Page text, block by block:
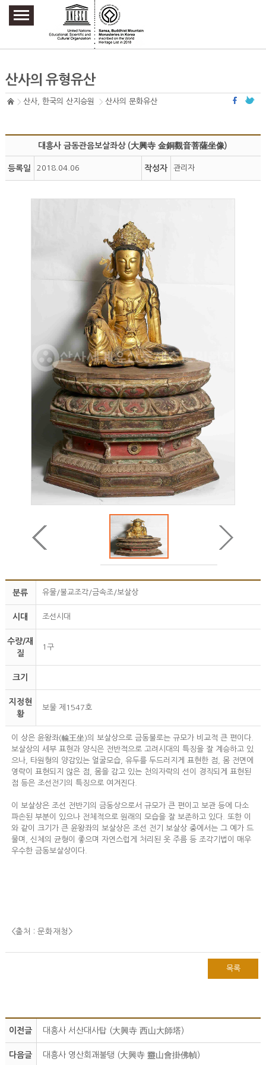
주요메뉴 바로가기
본문 바로가기
하단메뉴 바로가기
산사의 유형유산
산사, 한국의 산지승원 산사의 문화유산
대흥사 금동관음보살좌상 (大興寺 金銅觀音菩薩坐像)
등록일 2018.04.06 작성자 관리자
분류 유물/불교조각/금속조/보살상
시대 조선시대
수량/재
질
1구
크기
지정현
황
보물 제1547호
이 상은 윤왕좌(輪王坐)의 보살상으로 금동불로는 규모가 비교적 큰 편이다.
보살상의 세부 표현과 양식은 전반적으로 고려시대의 특징을 잘 계승하고 있
으나, 타원형의 양감있는 얼굴모습, 유두를 두드러지게 표현한 점, 몸 전면에
영락이 표현되지 않은 점, 몸을 감고 있는 천의자락의 선이 경직되게 표현된
점 등은 조선전기의 특징으로 여겨진다.
이 보살상은 조선 전반기의 금동상으로서 규모가 큰 편이고 보관 등에 다소
파손된 부분이 있으나 전체적으로 원래의 모습을 잘 보존하고 있다. 또한 이
와 같이 크기가 큰 윤왕좌의 보살상은 조선 전기 보살상 중에서는 그 예가 드
물며, 신체의 균형이 좋으며 자연스럽게 처리된 옷 주름 등 조각기법이 매우
우수한 금동보살상이다.
<출처 : 문화재청 >
목록
이전글 대흥사 서산대사탑 (大興寺 西山大師塔)
다음글 대흥사 영산회괘불탱 (大興寺 靈山會掛佛幀)